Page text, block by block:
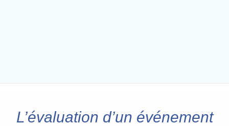
L’évaluation d’un événement